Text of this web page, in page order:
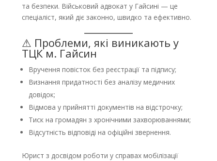
та безпеки. Військовий адвокат у Гайсині — це
спеціаліст, який діє законно, швидко та ефективно.
⚠ Проблеми, які виникають у
ТЦК м. Гайсин
Вручення повісток без реєстрації та підпису;
Визнання придатності без аналізу медичних
довідок;
Відмова у прийнятті документів на відстрочку;
Тиск на громадян з хронічними захворюваннями;
Відсутність відповіді на офіційні звернення.
Юрист з досвідом роботи у справах мобілізації